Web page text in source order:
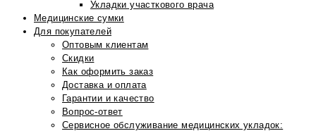
Укладки участкового врача
Медицинские сумки
Для покупателей
Оптовым клиентам
Скидки
Как оформить заказ
Доставка и оплата
Гарантии и качество
Вопрос-ответ
Сервисное обслуживание медицинских укладок: